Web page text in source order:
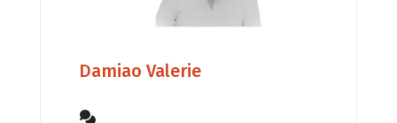
Damiao Valerie